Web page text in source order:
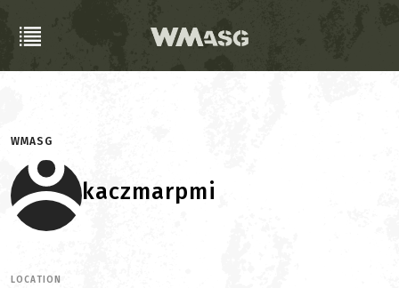
WMASG
kaczmarpmi
LOCATION